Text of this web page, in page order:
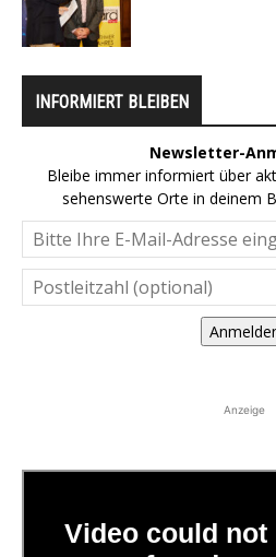
INFORMIERT BLEIBEN
Newsletter-
Bleibe immer informiert über
sehenswerte Orte in deinem
Anzeige